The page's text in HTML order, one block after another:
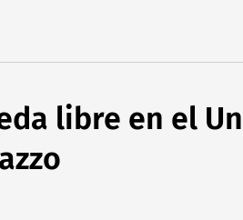
libre en el